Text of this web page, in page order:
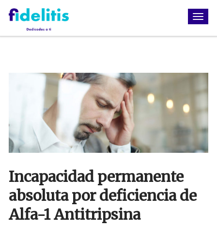
Incapacidad permanente
absoluta por deficiencia de
Alfa-1 Antitripsina